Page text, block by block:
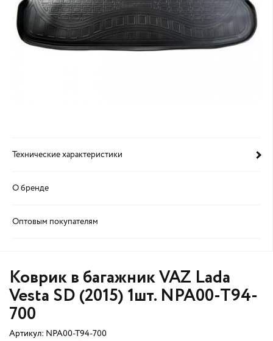
Технические характеристики
О бренде
Оптовым покупателям
Коврик в багажник VAZ Lada
Vesta SD (2015) 1шт. NPA00-T94-
700
Артикул: NPA00-T94-700